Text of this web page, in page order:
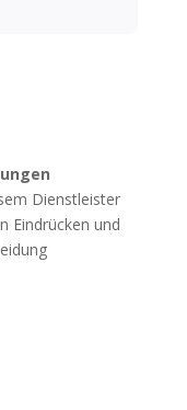
Dienstleister
Eindrücken und